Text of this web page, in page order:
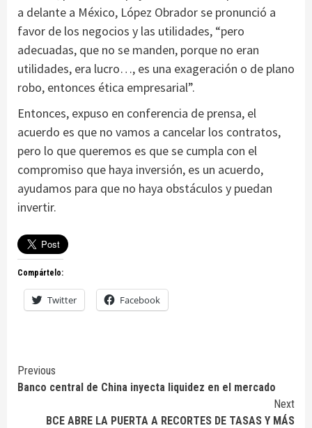
a delante a México, López Obrador se pronunció a
favor de los negocios y las utilidades, “pero
adecuadas, que no se manden, porque no eran
utilidades, era lucro…, es una exageración o de plano
robo, entonces ética empresarial”.
Entonces, expuso en conferencia de prensa, el
acuerdo es que no vamos a cancelar los contratos,
pero lo que queremos es que se cumpla con el
compromiso que haya inversión, es un acuerdo,
ayudamos para que no haya obstáculos y puedan
invertir.
Compártelo:
Twitter Facebook
Continue
Reading
Previous
Banco central de China inyecta liquidez en el mercado
Next
BCE ABRE LA PUERTA A RECORTES DE TASAS Y MÁS